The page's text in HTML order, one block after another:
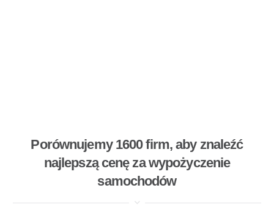
Porównujemy 1600 firm, aby znaleźć
najlepszą cenę za wypożyczenie
samochodów